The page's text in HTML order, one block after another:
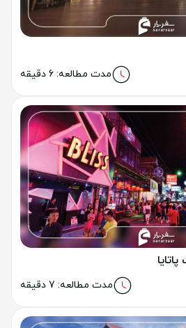
مدت مطالعه: 6 دقیقه
مطلب
مدت مطالعه: 7 دقیقه